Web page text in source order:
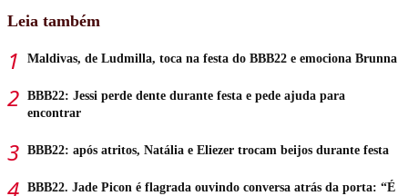
Leia também
Maldivas, de Ludmilla, toca na festa do BBB22 e emociona Brunna
BBB22: Jessi perde dente durante festa e pede ajuda para
encontrar
BBB22: após atritos, Natália e Eliezer trocam beijos durante festa
BBB22. Jade Picon é flagrada ouvindo conversa atrás da porta: “É